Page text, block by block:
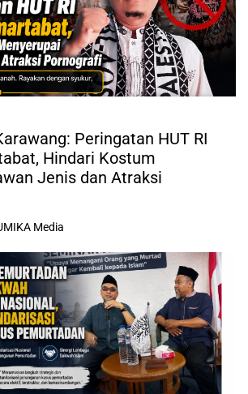
Peringatan HUT RI
Hindari Kostum
Jenis dan Atraksi
Media